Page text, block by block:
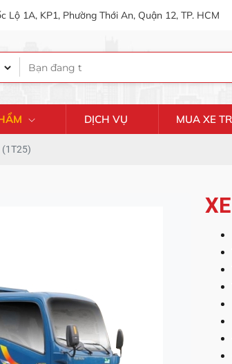
Lộ 1A, KP1, Phường Thới An, Quận 12, TP. HCM
DỊCH VỤ MUA XE
(1T25)